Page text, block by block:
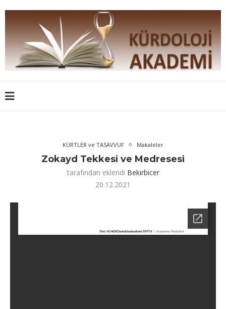
KÜRTLER ve TASAVVUF Makaleler
Zokayd Tekkesi ve Medresesi
tarafından eklendi Bekirbicer
20.12.2021